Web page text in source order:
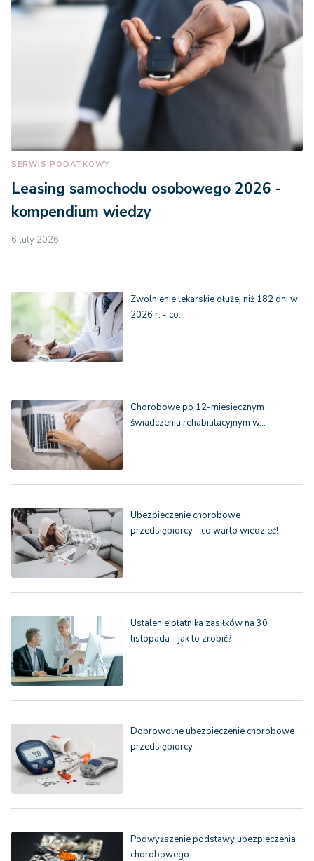
SERWIS PODATKOWY
Leasing samochodu osobowego 2026 -
kompendium wiedzy
6 luty 2026
Zwolnienie lekarskie dłużej niż 182 dni w
2026 r. - co…
Chorobowe po 12-miesięcznym
świadczeniu rehabilitacyjnym w…
Ubezpieczenie chorobowe
przedsiębiorcy - co warto wiedzieć!
Ustalenie płatnika zasiłków na 30
listopada - jak to zrobić?
Dobrowolne ubezpieczenie chorobowe
przedsiębiorcy
Podwyższenie podstawy ubezpieczenia
chorobowego